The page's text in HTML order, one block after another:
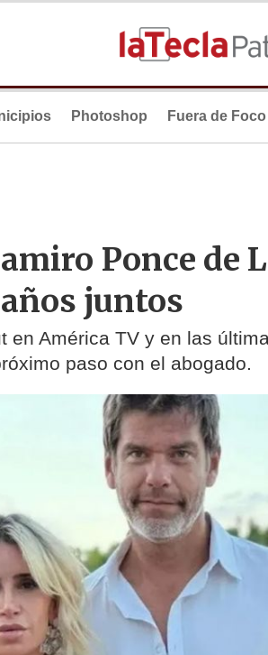
Photoshop Fuera de Foco
Ponce de
juntos
en América TV y en las
paso con el abogado.